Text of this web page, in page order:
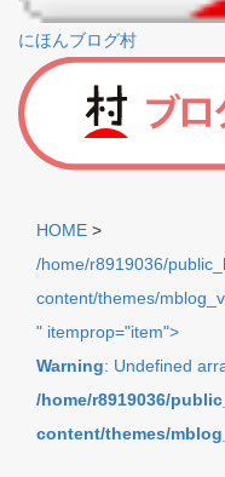
にほんブログ村
HOME >
/home/r8919036/
content/themes/
" itemprop="item">
Warning: Undefined
/home/r8919036/
content/themes/